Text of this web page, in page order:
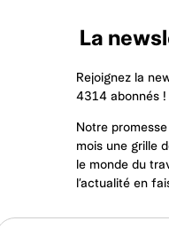
La
Rejoignez la
4314 abonnés !
Notre
mois une grille
le monde du
l’actualité en